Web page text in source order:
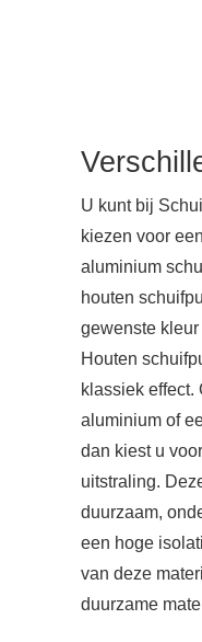
U kunt bij
kiezen voor
aluminium
houten
gewenste
Houten
klassiek effect.
aluminium of
dan kiest u
uitstraling.
duurzaam,
een hoge
van deze
duurzame